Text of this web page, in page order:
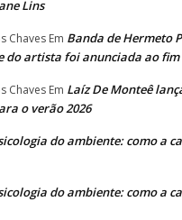
Lins
Chaves Em Banda de Hermeto
do artista foi anunciada ao fim
Chaves Em Laíz De Monteê
o verão 2026
do ambiente: como a
do ambiente: como a